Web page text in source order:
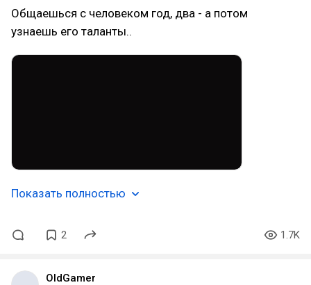
Общаешься с человеком год, два - а потом
узнаешь его таланты..
Показать полностью
2 1.7K
OldGamer